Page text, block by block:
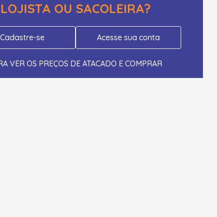
LOJISTA OU SACOLEIRA?
Cadastre-se Acesse sua conta
VER OS PREÇOS DE ATACADO E COMPRAR